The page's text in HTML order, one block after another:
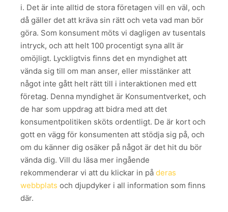
i. Det är inte alltid de stora företagen vill en väl, och
då gäller det att kräva sin rätt och veta vad man bör
göra. Som konsument möts vi dagligen av tusentals
intryck, och att helt 100 procentigt syna allt är
omöjligt. Lyckligtvis finns det en myndighet att
vända sig till om man anser, eller misstänker att
något inte gått helt rätt till i interaktionen med ett
företag. Denna myndighet är Konsumentverket, och
de har som uppdrag att bidra med att det
konsumentpolitiken sköts ordentligt. De är kort och
gott en vägg för konsumenten att stödja sig på, och
om du känner dig osäker på något är det hit du bör
vända dig. Vill du läsa mer ingående
rekommenderar vi att du klickar in på deras
webbplats och djupdyker i all information som finns
där.